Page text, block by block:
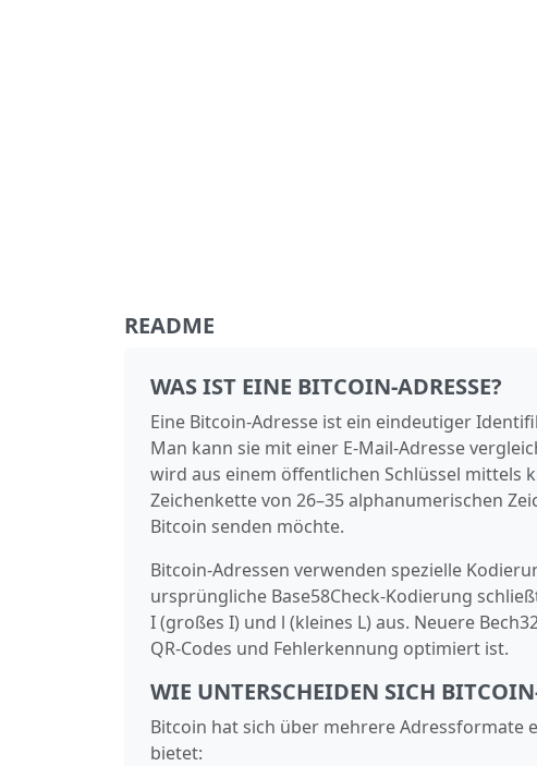
README
WAS IST EINE BITCOIN-ADRESSE?
Eine Bitcoin-Adresse ist ein eindeutiger
Man kann sie mit einer E‑Mail-Adresse
wird aus einem öffentlichen Schlüssel mittels
Zeichenkette von 26–35 alphanumerischen
Bitcoin senden möchte.
Bitcoin-Adressen verwenden spezielle
ursprüngliche Base58Check‑Kodierung
I (großes I) und l (kleines L) aus. Neuere
QR‑Codes und Fehl­erkennung optimiert ist.
WIE UNTERSCHEIDEN SICH
Bitcoin hat sich über mehrere Adressformate
bietet: